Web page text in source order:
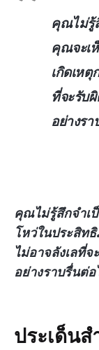
คุณไม่รู้
คุณจะเ
เกิดเห
ที่จะรับ
อย่างร
คุณไม่รู้สึกจำเ
โหว่ในประสิท
ไม่อาจลังเลที่
อย่างราบรื่นต่อ
ประเด็น